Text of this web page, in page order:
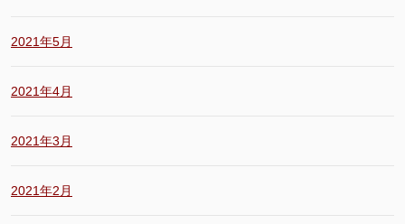
2021年5月
2021年4月
2021年3月
2021年2月